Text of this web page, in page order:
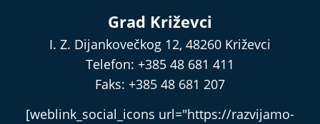
Grad Križevci
I. Z. Dijankovečkog 12, 48260 Križevci
Telefon: +385 48 681 411
Faks: +385 48 681 207
[weblink_social_icons url="https://razvijamo-